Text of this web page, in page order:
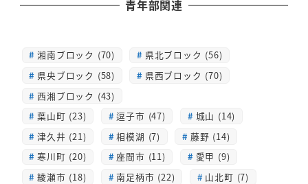
青年部関連
湘南ブロック (70)
県北ブロック (56)
県央ブロック (58)
県西ブロック (70)
西湘ブロック (43)
葉山町 (23)
逗子市 (47)
城山 (14)
津久井 (21)
相模湖 (7)
藤野 (14)
寒川町 (20)
座間市 (11)
愛甲 (9)
綾瀬市 (18)
南足柄市 (22)
山北町 (7)